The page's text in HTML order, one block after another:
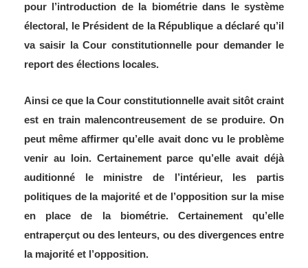
pour l’introduction de la biométrie dans le système
électoral, le Président de la République a déclaré qu’il
va saisir la Cour constitutionnelle pour demander le
report des élections locales.
Ainsi ce que la Cour constitutionnelle avait sitôt craint
est en train malencontreusement de se produire. On
peut même affirmer qu’elle avait donc vu le problème
venir au loin. Certainement parce qu’elle avait déjà
auditionné le ministre de l’intérieur, les partis
politiques de la majorité et de l’opposition sur la mise
en place de la biométrie. Certainement qu’elle
entraperçut ou des lenteurs, ou des divergences entre
la majorité et l’opposition.